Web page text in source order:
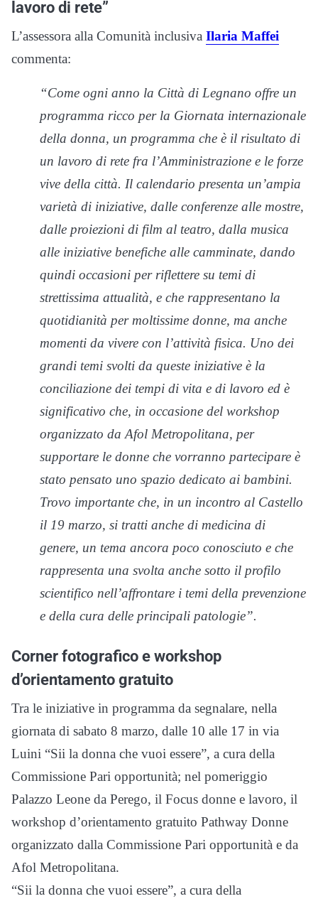
lavoro di rete”
L’assessora alla Comunità inclusiva Ilaria Maffei
commenta:
“Come ogni anno la Città di Legnano offre un
programma ricco per la Giornata internazionale
della donna, un programma che è il risultato di
un lavoro di rete fra l’Amministrazione e le forze
vive della città. Il calendario presenta un’ampia
varietà di iniziative, dalle conferenze alle mostre,
dalle proiezioni di film al teatro, dalla musica
alle iniziative benefiche alle camminate, dando
quindi occasioni per riflettere su temi di
strettissima attualità, e che rappresentano la
quotidianità per moltissime donne, ma anche
momenti da vivere con l’attività fisica. Uno dei
grandi temi svolti da queste iniziative è la
conciliazione dei tempi di vita e di lavoro ed è
significativo che, in occasione del workshop
organizzato da Afol Metropolitana, per
supportare le donne che vorranno partecipare è
stato pensato uno spazio dedicato ai bambini.
Trovo importante che, in un incontro al Castello
il 19 marzo, si tratti anche di medicina di
genere, un tema ancora poco conosciuto e che
rappresenta una svolta anche sotto il profilo
scientifico nell’affrontare i temi della prevenzione
e della cura delle principali patologie”.
Corner fotografico e workshop
d’orientamento gratuito
Tra le iniziative in programma da segnalare, nella
giornata di sabato 8 marzo, dalle 10 alle 17 in via
Luini “Sii la donna che vuoi essere”, a cura della
Commissione Pari opportunità; nel pomeriggio
Palazzo Leone da Perego, il Focus donne e lavoro, il
workshop d’orientamento gratuito Pathway Donne
organizzato dalla Commissione Pari opportunità e da
Afol Metropolitana.
“Sii la donna che vuoi essere”, a cura della